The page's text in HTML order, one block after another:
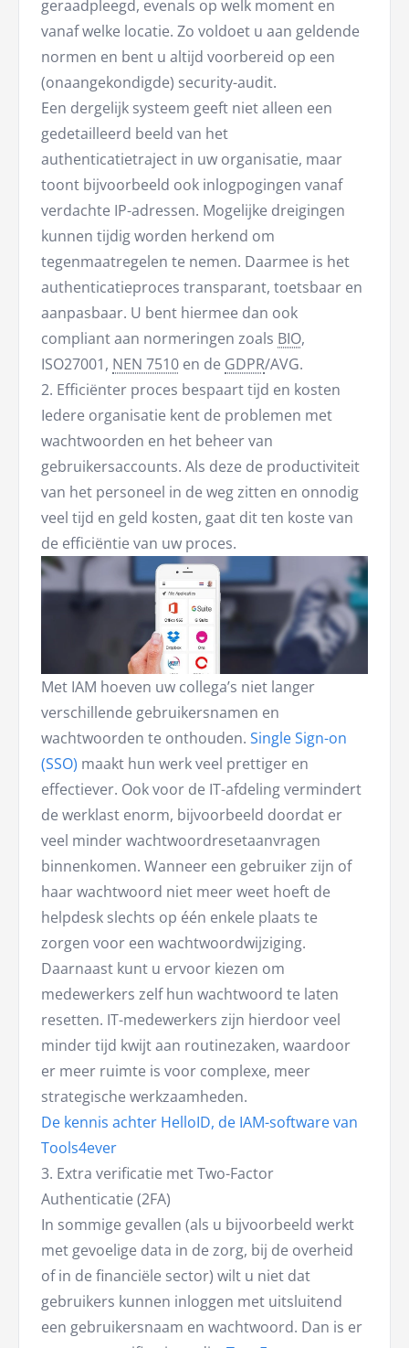
geraadpleegd, evenals op welk moment en
vanaf welke locatie. Zo voldoet u aan geldende
normen en bent u altijd voorbereid op een
(onaangekondigde) security-audit.
Een dergelijk systeem geeft niet alleen een
gedetailleerd beeld van het
authenticatietraject in uw organisatie, maar
toont bijvoorbeeld ook inlogpogingen vanaf
verdachte IP-adressen. Mogelijke dreigingen
kunnen tijdig worden herkend om
tegenmaatregelen te nemen. Daarmee is het
authenticatieproces transparant, toetsbaar en
aanpasbaar. U bent hiermee dan ook
compliant aan normeringen zoals BIO,
ISO27001, NEN 7510 en de GDPR/AVG.
2. Efficiënter proces bespaart tijd en kosten
Iedere organisatie kent de problemen met
wachtwoorden en het beheer van
gebruikersaccounts. Als deze de productiviteit
van het personeel in de weg zitten en onnodig
veel tijd en geld kosten, gaat dit ten koste van
de efficiëntie van uw proces.
Met IAM hoeven uw collega’s niet langer
verschillende gebruikersnamen en
wachtwoorden te onthouden. Single Sign-on
(SSO) maakt hun werk veel prettiger en
effectiever. Ook voor de IT-afdeling vermindert
de werklast enorm, bijvoorbeeld doordat er
veel minder wachtwoordresetaanvragen
binnenkomen. Wanneer een gebruiker zijn of
haar wachtwoord niet meer weet hoeft de
helpdesk slechts op één enkele plaats te
zorgen voor een wachtwoordwijziging.
Daarnaast kunt u ervoor kiezen om
medewerkers zelf hun wachtwoord te laten
resetten. IT-medewerkers zijn hierdoor veel
minder tijd kwijt aan routinezaken, waardoor
er meer ruimte is voor complexe, meer
strategische werkzaamheden.
De kennis achter HelloID, de IAM-software van
Tools4ever
3. Extra verificatie met Two-Factor
Authenticatie (2FA)
In sommige gevallen (als u bijvoorbeeld werkt
met gevoelige data in de zorg, bij de overheid
of in de financiële sector) wilt u niet dat
gebruikers kunnen inloggen met uitsluitend
een gebruikersnaam en wachtwoord. Dan is er